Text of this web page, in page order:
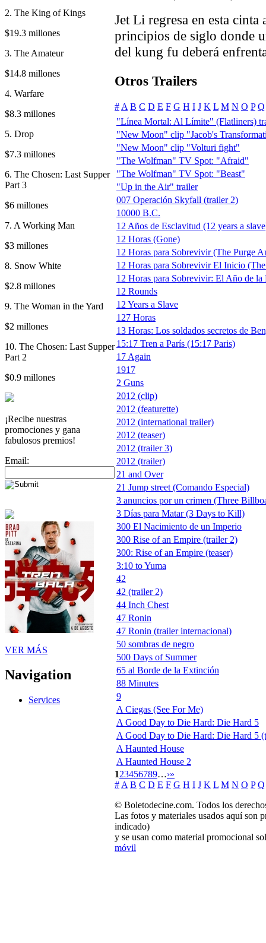
2. The King of Kings
$19.3 millones
3. The Amateur
$14.8 millones
4. Warfare
$8.3 millones
5. Drop
$7.3 millones
6. The Chosen: Last Supper
Part 3
$6 millones
7. A Working Man
$3 millones
8. Snow White
$2.8 millones
9. The Woman in the Yard
$2 millones
10. The Chosen: Last Supper
Part 2
$0.9 millones
¡Recibe nuestras
promociones y gana
fabulosos premios!
Email:
VER MÁS
Navigation
Services
Jet Li regresa en esta
principios de siglo donde
del kung fu deberá
Otros Trailers
# A B C D E F G H I J K L M N O P Q
"Línea Mortal: Al Límite" (Flatliners)
"New Moon" clip "Jacob's
"New Moon" clip "Volturi fight"
"The Wolfman" TV Spot: "Afraid"
"The Wolfman" TV Spot: "Beast"
"Up in the Air" trailer
007 Operación Skyfall (trailer 2)
10000 B.C.
12 Años de Esclavitud (12 years a
12 Horas (Gone)
12 Horas para Sobrevivir (The Purge
12 Horas para Sobrevivir El Inicio
12 Horas para Sobrevivir: El Año de
12 Rounds
12 Years a Slave
127 Horas
13 Horas: Los soldados secretos de
15:17 Tren a París (15:17 Paris)
17 Again
1917
2 Guns
2012 (clip)
2012 (featurette)
2012 (international trailer)
2012 (teaser)
2012 (trailer 3)
2012 (trailer)
21 and Over
21 Jump street (Comando Especial)
3 anuncios por un crimen (Three
3 Días para Matar (3 Days to Kill)
300 El Nacimiento de un Imperio
300 Rise of an Empire (trailer 2)
300: Rise of an Empire (teaser)
3:10 to Yuma
42
42 (trailer 2)
44 Inch Chest
47 Ronin
47 Ronin (trailer internacional)
50 sombras de negro
500 Days of Summer
65 al Borde de la Extinción
88 Minutes
9
A Ciegas (See For Me)
A Good Day to Die Hard: Die Hard 5
A Good Day to Die Hard: Die Hard 5
A Haunted House
A Haunted House 2
123456789…›»
# A B C D E F G H I J K L M N O P Q
© Boletodecine.com. Todos los
Las fotos y materiales usados aquí son
indicado)
y se usan como material promocional
móvil